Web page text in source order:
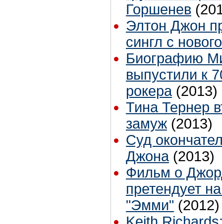
Горшенев
Элтон Джон
сингл с
Биографию
выпустили к
рокера (2013)
Тина Тернер
замуж (2013)
Суд
Джона (2013)
Фильм о
претендует
"Эмми" (2012)